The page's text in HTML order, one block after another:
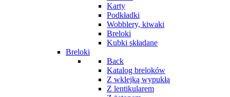
Karty
Podkładki
Wobblery, kiwaki
Breloki
Kubki składane
Breloki
Back
Katalog breloków
Z wklejką wypukłą
Z lentikularem